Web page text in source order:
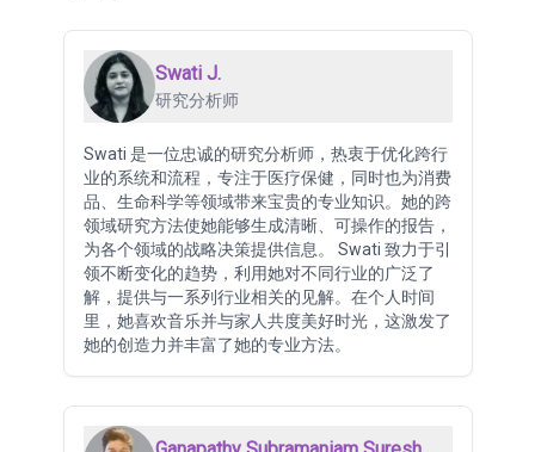
Swati J.
研究分析师
Swati 是一位忠诚的研究分析师，热衷于优化跨行
业的系统和流程，专注于医疗保健，同时也为消费
品、生命科学等领域带来宝贵的专业知识。她的跨
领域研究方法使她能够生成清晰、可操作的报告，
为各个领域的战略决策提供信息。 Swati 致力于引
领不断变化的趋势，利用她对不同行业的广泛了
解，提供与一系列行业相关的见解。在个人时间
里，她喜欢音乐并与家人共度美好时光，这激发了
她的创造力并丰富了她的专业方法。